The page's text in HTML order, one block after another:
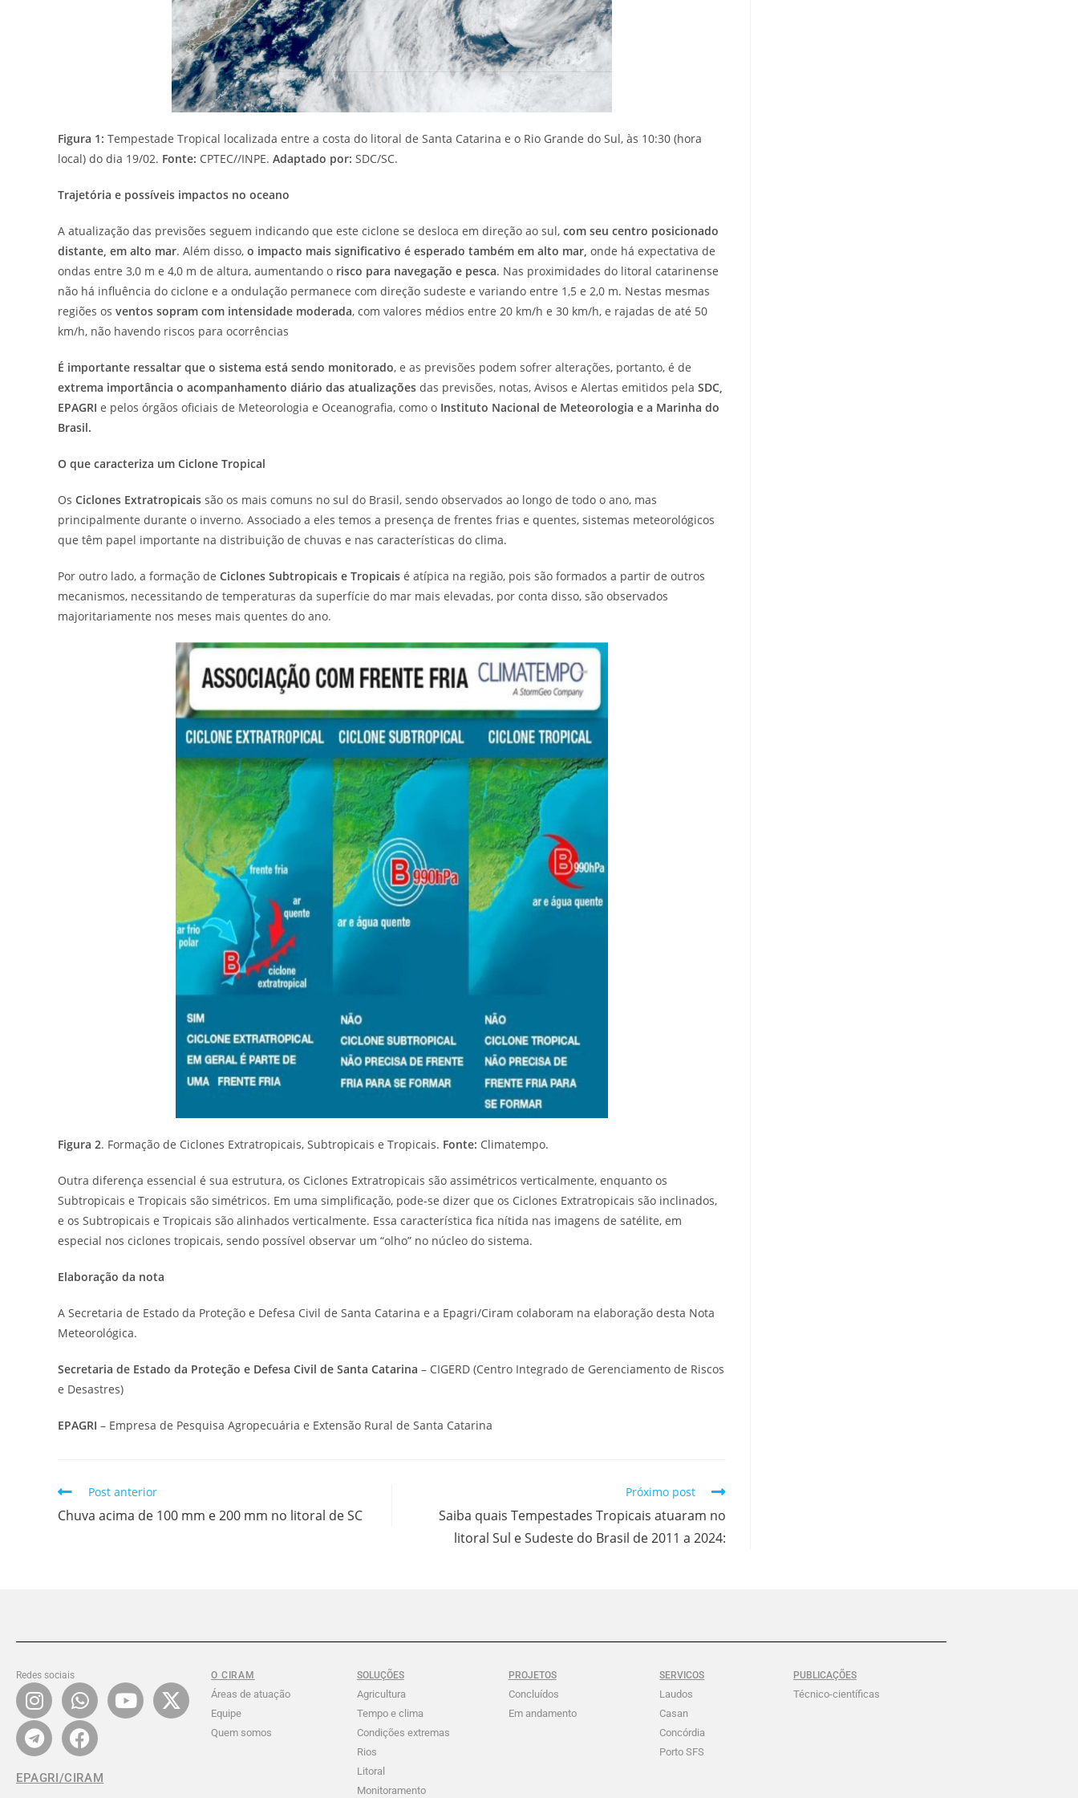
Figura 1: Tempestade Tropical localizada entre a costa do litoral de Santa Catarina e o Rio Grande do Sul, às 10:30 (hora
local) do dia 19/02. Fonte: CPTEC//INPE. Adaptado por: SDC/SC.
Trajetória e possíveis impactos no oceano
A atualização das previsões seguem indicando que este ciclone se desloca em direção ao sul, com seu centro posicionado
distante, em alto mar. Além disso, o impacto mais significativo é esperado também em alto mar, onde há expectativa de
ondas entre 3,0 m e 4,0 m de altura, aumentando o risco para navegação e pesca. Nas proximidades do litoral catarinense
não há influência do ciclone e a ondulação permanece com direção sudeste e variando entre 1,5 e 2,0 m. Nestas mesmas
regiões os ventos sopram com intensidade moderada, com valores médios entre 20 km/h e 30 km/h, e rajadas de até 50
km/h, não havendo riscos para ocorrências
É importante ressaltar que o sistema está sendo monitorado, e as previsões podem sofrer alterações, portanto, é de
extrema importância o acompanhamento diário das atualizações das previsões, notas, Avisos e Alertas emitidos pela SDC,
EPAGRI e pelos órgãos oficiais de Meteorologia e Oceanografia, como o Instituto Nacional de Meteorologia e a Marinha do
Brasil.
O que caracteriza um Ciclone Tropical
Os Ciclones Extratropicais são os mais comuns no sul do Brasil, sendo observados ao longo de todo o ano, mas
principalmente durante o inverno. Associado a eles temos a presença de frentes frias e quentes, sistemas meteorológicos
que têm papel importante na distribuição de chuvas e nas características do clima.
Por outro lado, a formação de Ciclones Subtropicais e Tropicais é atípica na região, pois são formados a partir de outros
mecanismos, necessitando de temperaturas da superfície do mar mais elevadas, por conta disso, são observados
majoritariamente nos meses mais quentes do ano.
Figura 2. Formação de Ciclones Extratropicais, Subtropicais e Tropicais. Fonte: Climatempo.
Outra diferença essencial é sua estrutura, os Ciclones Extratropicais são assimétricos verticalmente, enquanto os
Subtropicais e Tropicais são simétricos. Em uma simplificação, pode-se dizer que os Ciclones Extratropicais são inclinados,
e os Subtropicais e Tropicais são alinhados verticalmente. Essa característica fica nítida nas imagens de satélite, em
especial nos ciclones tropicais, sendo possível observar um “olho” no núcleo do sistema.
Elaboração da nota
A Secretaria de Estado da Proteção e Defesa Civil de Santa Catarina e a Epagri/Ciram colaboram na elaboração desta Nota
Meteorológica.
Secretaria de Estado da Proteção e Defesa Civil de Santa Catarina – CIGERD (Centro Integrado de Gerenciamento de Riscos
e Desastres)
EPAGRI – Empresa de Pesquisa Agropecuária e Extensão Rural de Santa Catarina
Post anterior
Chuva acima de 100 mm e 200 mm no litoral de SC
Próximo post
Saiba quais Tempestades Tropicais atuaram no
litoral Sul e Sudeste do Brasil de 2011 a 2024:
Redes sociais
EPAGRI/CIRAM
O CIRAM
Áreas de atuação
Equipe
Quem somos
SOLUÇÕES
Agricultura
Tempo e clima
Condições extremas
Rios
Litoral
Monitoramento
PROJETOS
Concluídos
Em andamento
SERVICOS
Laudos
Casan
Concórdia
Porto SFS
PUBLICAÇÕES
Técnico-científicas